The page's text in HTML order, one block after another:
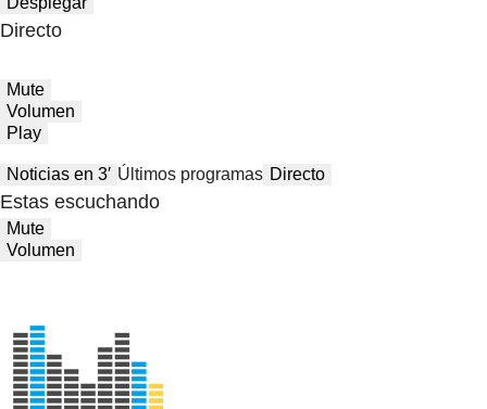
Directo
Mute
Volumen
Play
Noticias en 3′ Últimos programas Directo
Estas escuchando
Mute
Volumen